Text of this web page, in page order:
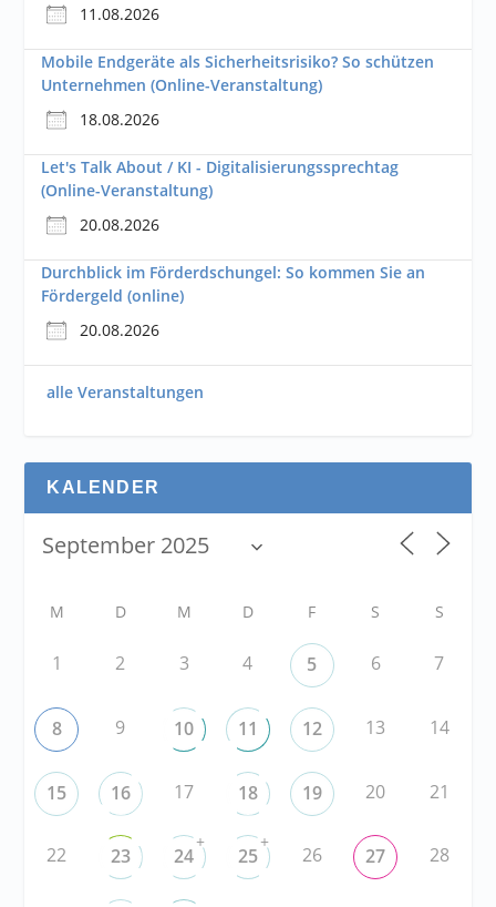
11.08.2026
Mobile Endgeräte als Sicherheitsrisiko? So schützen
Unternehmen (Online-Veranstaltung)
18.08.2026
Let's Talk About / KI - Digitalisierungssprechtag
(Online-Veranstaltung)
20.08.2026
Durchblick im Förderdschungel: So kommen Sie an
Fördergeld (online)
20.08.2026
alle Veranstaltungen
KALENDER
M D M D F S S
1 2 3 4 5 6 7
8 9 10 11 12 13 14
15 16 17 18 19 20 21
22 23 24
+
25
+
26 27 28